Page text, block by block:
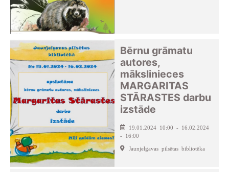
Bērnu grāmatu
autores,
mākslinieces
MARGARITAS
STĀRASTES darbu
izstāde
19.01.2024 10:00 - 16.02.2024
- 16:00
Jaunjelgavas pilsētas bibliotēka